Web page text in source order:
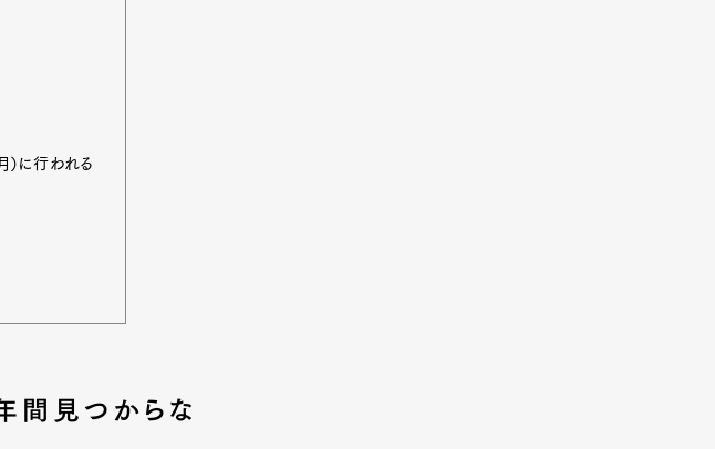
）に行われる
間見つからな